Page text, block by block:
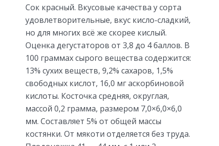
Сок красный. Вкусовые качества у сорта
удовлетворительные, вкус кисло-сладкий,
но для многих всё же скорее кислый.
Оценка дегустаторов от 3,8 до 4 баллов. В
100 граммах сырого вещества содержится:
13% сухих веществ, 9,2% сахаров, 1,5%
свободных кислот, 16,0 мг аскорбиновой
кислоты. Косточка средняя, округлая,
массой 0,2 грамма, размером 7,0×6,0×6,0
мм. Составляет 5% от общей массы
костянки. От мякоти отделяется без труда.